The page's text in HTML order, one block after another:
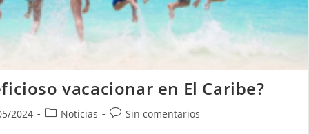
vacacionar en El Caribe?
2024
Categoría
Noticias
Comentarios
Sin comentarios